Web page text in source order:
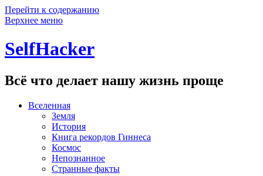
Перейти к содержанию
Верхнее меню
SelfHacker
Всё что делает нашу жизнь проще
Вселенная
Земля
История
Книга рекордов Гиннеса
Космос
Непознанное
Странные факты